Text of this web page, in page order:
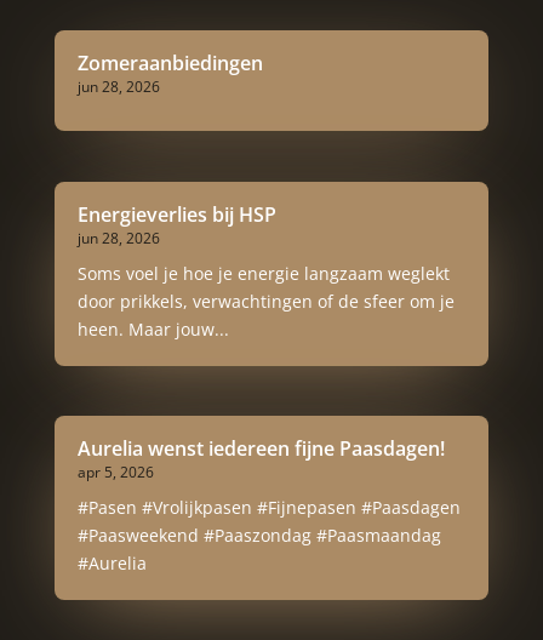
Zomeraanbiedingen
jun 28, 2026
Energieverlies bij HSP
jun 28, 2026
Soms voel je hoe je energie langzaam weglekt
door prikkels, verwachtingen of de sfeer om je
heen. Maar jouw...
Aurelia wenst iedereen fijne Paasdagen!
apr 5, 2026
#Pasen #Vrolijkpasen #Fijnepasen #Paasdagen
#Paasweekend #Paaszondag #Paasmaandag
#Aurelia